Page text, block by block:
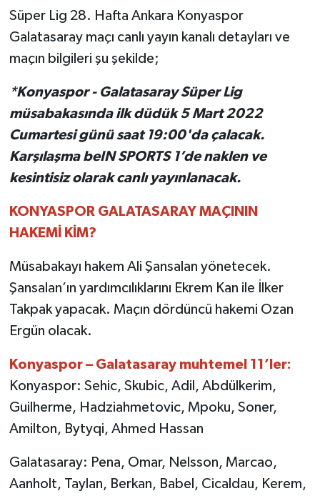
Süper Lig 28. Hafta Ankara Konyaspor
Galatasaray maçı canlı yayın kanalı detayları ve
maçın bilgileri şu şekilde;
*Konyaspor - Galatasaray Süper Lig
müsabakasında ilk düdük 5 Mart 2022
Cumartesi günü saat 19:00'da çalacak.
Karşılaşma beIN SPORTS 1’de naklen ve
kesintisiz olarak canlı yayınlanacak.
KONYASPOR GALATASARAY MAÇININ
HAKEMİ KİM?
Müsabakayı hakem Ali Şansalan yönetecek.
Şansalan’ın yardımcılıklarını Ekrem Kan ile İlker
Takpak yapacak. Maçın dördüncü hakemi Ozan
Ergün olacak.
Konyaspor – Galatasaray muhtemel 11’ler:
Konyaspor: Sehic, Skubic, Adil, Abdülkerim,
Guilherme, Hadziahmetovic, Mpoku, Soner,
Amilton, Bytyqi, Ahmed Hassan
Galatasaray: Pena, Omar, Nelsson, Marcao,
Aanholt, Taylan, Berkan, Babel, Cicaldau, Kerem,